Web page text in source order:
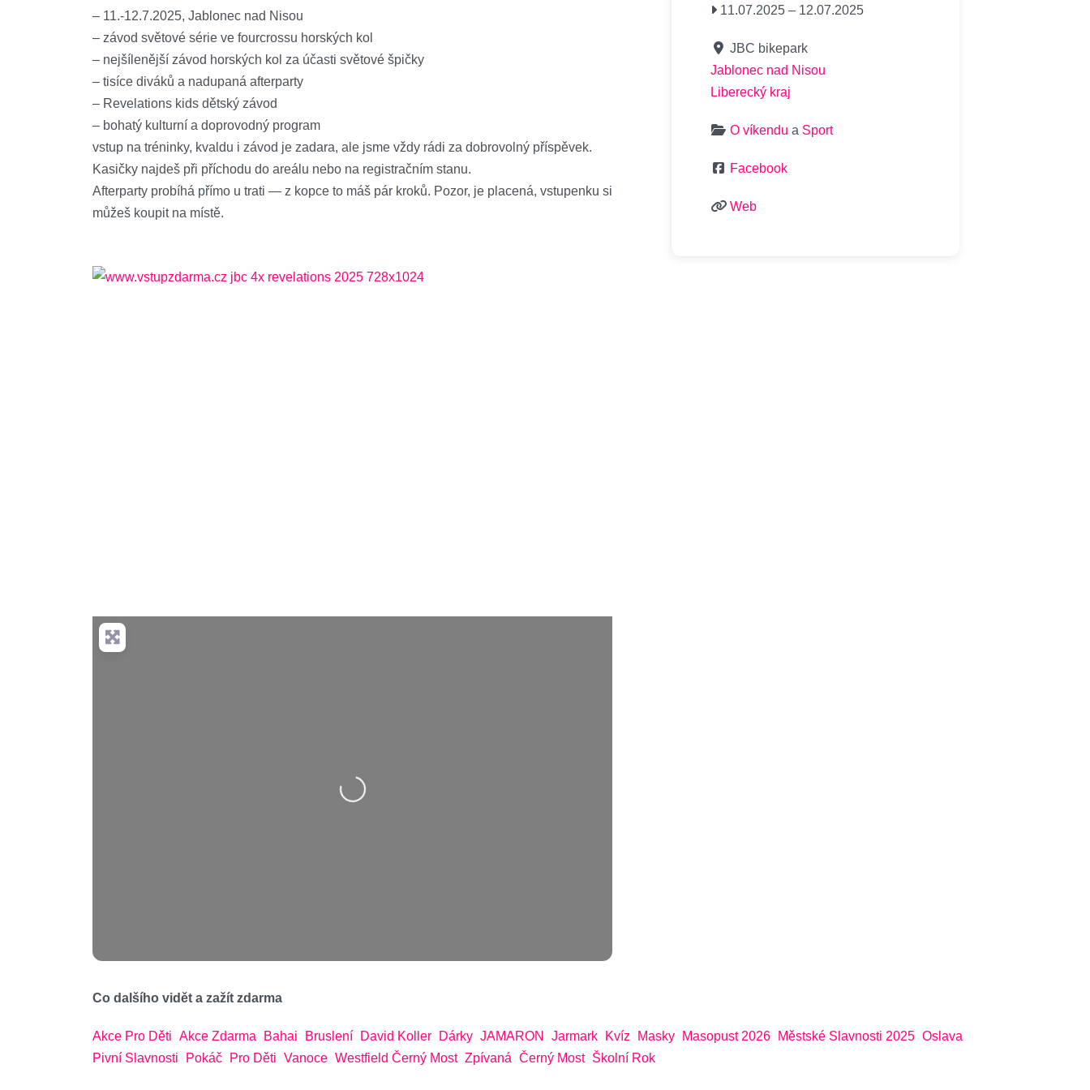
– 11.-12.7.2025, Jablonec nad Nisou
– závod světové série ve fourcrossu horských kol
– nejšílenější závod horských kol za účasti světové špičky
– tisíce diváků a nadupaná afterparty
– Revelations kids dětský závod
– bohatý kulturní a doprovodný program
vstup na tréninky, kvaldu i závod je zadara, ale jsme vždy rádi za dobrovolný příspěvek.
Kasičky najdeš při příchodu do areálu nebo na registračním stanu.
Afterparty probíhá přímo u trati — z kopce to máš pár kroků. Pozor, je placená, vstupenku si
můžeš koupit na místě.
Nahrávání….
11.07.2025 – 12.07.2025
JBC bikepark
Jablonec nad Nisou
Liberecký kraj
O víkendu a Sport
Facebook
Web
Co dalšího vidět a zažít zdarma
Akce Pro Děti Akce Zdarma Bahai Bruslení David Koller Dárky JAMARON Jarmark Kvíz Masky Masopust 2026 Městské Slavnosti 2025 Oslava
Pivní Slavnosti
Pokáč Pro Děti Vanoce Westfield Černý Most Zpívaná Černý Most Školní Rok